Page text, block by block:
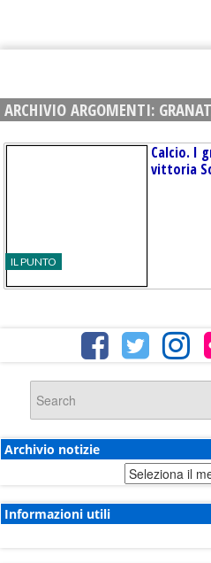
ARCHIVIO ARGOMENTI:
Calcio. I
vittoria
IL PUNTO
Archivio notizie
Archivio
Informazioni utili